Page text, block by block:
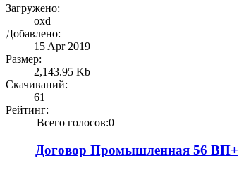
Загружено:
oxd
Добавлено:
15 Apr 2019
Размер:
2,143.95 Kb
Скачиваний:
61
Рейтинг:
Всего голосов:0
Договор Промышленная 56 ВП+